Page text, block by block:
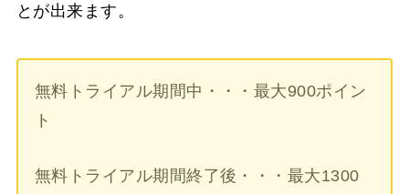
とが出来ます。
無料トライアル期間中・・・最大900ポイン
ト
無料トライアル期間終了後・・・最大1300